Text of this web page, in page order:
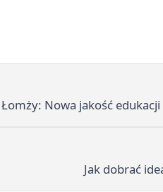
Nowa jakość
Jak dobrać